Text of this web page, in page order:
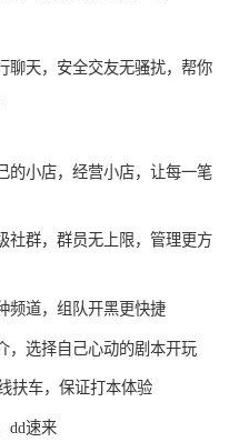
聊天，安全交友无骚扰，帮你
的小店，经营小店，让每一笔
社群，群员无上限，管理更方
频道，组队开黑更快捷
，选择自己心动的剧本开玩
扶车，保证打本体验
dd速来